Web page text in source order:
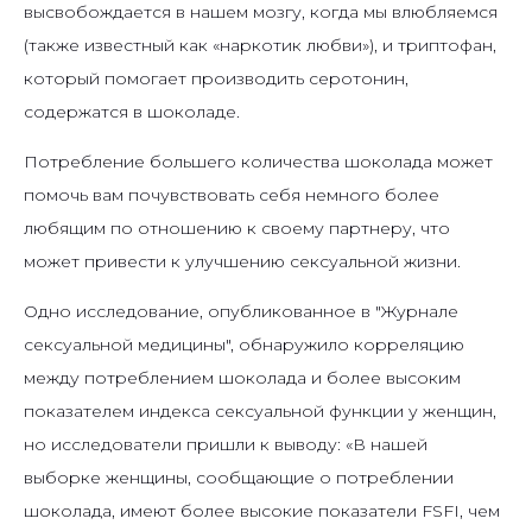
высвобождается в нашем мозгу, когда мы влюбляемся
(также известный как «наркотик любви»), и триптофан,
который помогает производить серотонин,
содержатся в шоколаде.
Потребление большего количества шоколада может
помочь вам почувствовать себя немного более
любящим по отношению к своему партнеру, что
может привести к улучшению сексуальной жизни.
Одно исследование, опубликованное в "Журнале
сексуальной медицины", обнаружило корреляцию
между потреблением шоколада и более высоким
показателем индекса сексуальной функции у женщин,
но исследователи пришли к выводу: «В нашей
выборке женщины, сообщающие о потреблении
шоколада, имеют более высокие показатели FSFI, чем